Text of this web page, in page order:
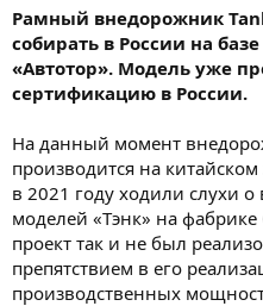
е
м
ы
ч
л
а
Рамный внедорожник
собирать в России на
«Автотор». Модель уже
сертификацию в России.
На данный момент
производится на
в 2021 году ходили слухи
моделей «Тэнк» на фабрике
проект так и не был
препятствием в его
производственных